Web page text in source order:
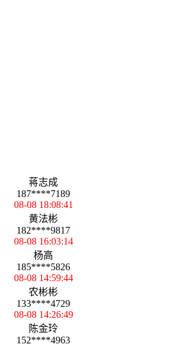
蒋志成
187****7189
08-08 18:08:41
黄法彬
182****9817
08-08 16:03:14
杨高
185****5826
08-08 14:59:44
农彬彬
133****4729
08-08 14:26:49
陈金玲
152****4963